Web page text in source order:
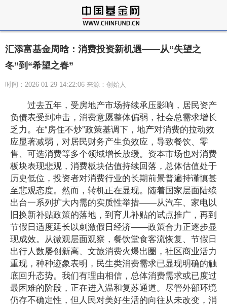
汇添富基金周晗：消费投资新机遇——从“失望之
冬”到“希望之春”
时间：2026-01-29 14:22:06 来源：创始人
过去五年，受房地产市场持续承压影响，居民资产
负债表受到冲击，消费意愿整体偏弱，社会总需求增长
乏力。在“房住不炒”政策基调下，地产对消费的拉动效
应显著减弱， 对居民财务产生负效应 ，导致餐饮、零
售、可选消费等多个领域增长放缓。资本市场也对消费
板块表现悲观 ，消费板块估值持续回落， 总体估值处于
历史低位，投资者对消费行业的长期前景普遍持谨慎甚
至悲观态度。然而，转机正在显现。随着国家层面陆续
出台一系列扩大内需的实质性举措——从汽车、家电以
旧换新补贴政策的落地，到育儿补贴的试点推广，再到
节假日适度延长以刺激假日经济——政策合力正逐步显
现成效。从微观层面观察，餐饮堂食客流恢复、节假日
出行人数屡创新高、文旅消费火爆出圈，社区商业活力
重现，种种迹象表明，民生类消费需求已显现明确的触
底回升态势。我们有理由相信，总体消费需求或已度过
最困难的阶段，正在进入温和复苏通道。尽管外部环境
仍存不确定性，但人民对美好生活的向往从未改变，消